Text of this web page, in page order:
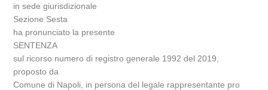
in sede giurisdizionale
Sezione Sesta
ha pronunciato la presente
SENTENZA
sul ricorso numero di registro generale 1992 del 2019,
proposto da
Comune di Napoli, in persona del legale rappresentante pro